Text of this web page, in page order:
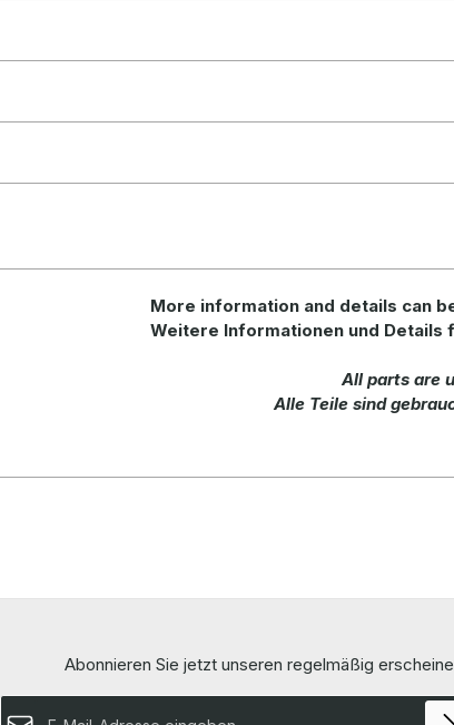
More information and details can
Weitere Informationen und Details
All parts are
Alle Teile sind
Abonnieren Sie jetzt unseren regelmäßig
E-Mail-Adresse*